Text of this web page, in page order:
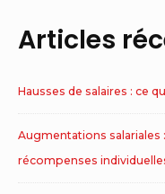
Articles
Hausses de salaires : ce
Augmentations salariales
récompenses